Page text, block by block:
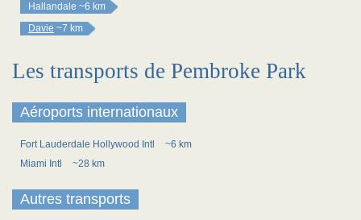
Hallandale ~6 km
Davie ~7 km
Les transports de Pembroke Park
Aéroports internationaux
Fort Lauderdale Hollywood Intl
~6 km
Miami Intl
~28 km
Autres transports